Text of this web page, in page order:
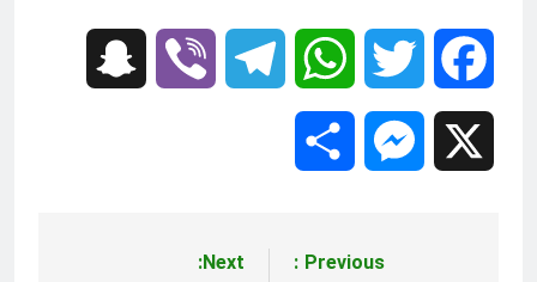
Facebook
Twitter
WhatsApp
Telegram
Viber
Messenger
Previous:
Next: